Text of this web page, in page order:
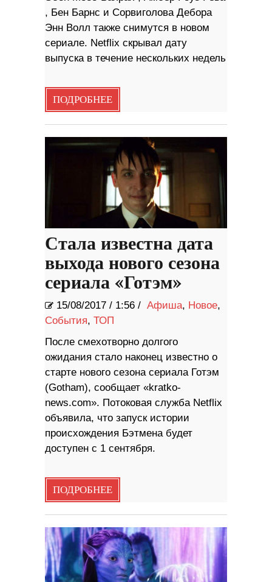
, Бен Барнс и Сорвиголова Дебора
Энн Волл также снимутся в новом
сериале. Netflix скрывал дату
выпуска в течение нескольких недель
ПОДРОБНЕЕ
Стала известна дата
выхода нового сезона
сериала «Готэм»
15/08/2017 / 1:56 / Афиша, Новое,
События, ТОП
После смехотворно долгого
ожидания стало наконец известно о
старте нового сезона сериала Готэм
(Gotham), сообщает «kratko-
news.com». Потоковая служба Netflix
объявила, что запуск истории
происхождения Бэтмена будет
доступен с 1 сентября.
ПОДРОБНЕЕ